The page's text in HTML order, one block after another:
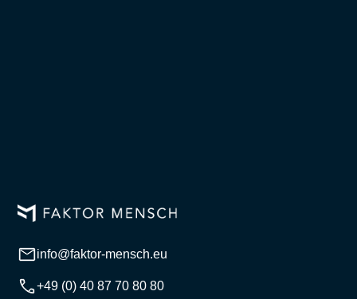
info@faktor-mensch.eu
+49 (0) 40 87 70 80 80